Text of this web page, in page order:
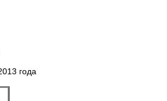
года